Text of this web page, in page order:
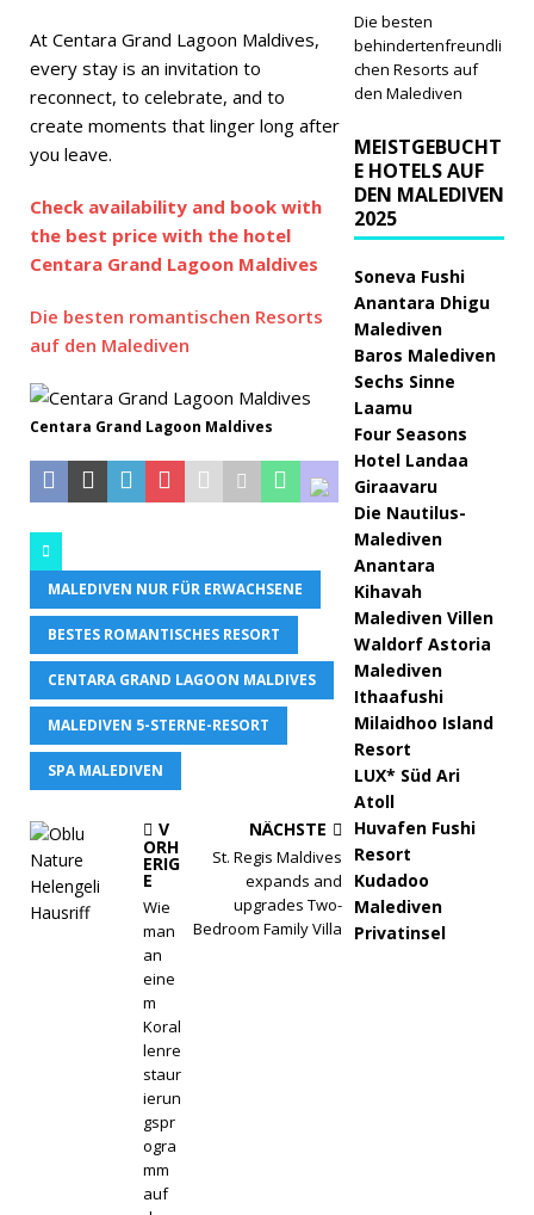
At Centara Grand Lagoon Maldives,
every stay is an invitation to
reconnect, to celebrate, and to
create moments that linger long after
you leave.
Check availability and book with
the best price with the hotel
Centara Grand Lagoon Maldives
Die besten romantischen Resorts
auf den Malediven
Centara Grand Lagoon Maldives
MALEDIVEN NUR FÜR ERWACHSENE
BESTES ROMANTISCHES RESORT
CENTARA GRAND LAGOON MALDIVES
MALEDIVEN 5-STERNE-RESORT
SPA MALEDIVEN
V
ORH
ERIG
E
Wie
man
an
eine
m
Koral
lenre
staur
ierun
gspr
ogra
mm
auf
NÄCHSTE
St. Regis Maldives
expands and
upgrades Two-
Bedroom Family Villa
Die besten
behindertenfreundli
chen Resorts auf
den Malediven
MEISTGEBUCHT
E HOTELS AUF
DEN MALEDIVEN
2025
Soneva Fushi
Anantara Dhigu
Malediven
Baros Malediven
Sechs Sinne
Laamu
Four Seasons
Hotel Landaa
Giraavaru
Die Nautilus-
Malediven
Anantara
Kihavah
Malediven Villen
Waldorf Astoria
Malediven
Ithaafushi
Milaidhoo Island
Resort
LUX* Süd Ari
Atoll
Huvafen Fushi
Resort
Kudadoo
Malediven
Privatinsel